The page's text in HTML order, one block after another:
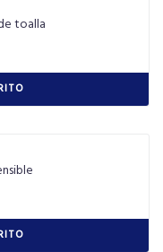
toalla